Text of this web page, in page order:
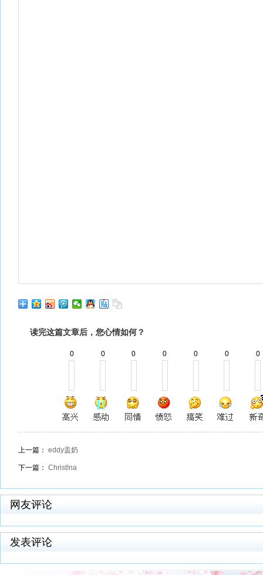
读完这篇文章后，您心情如何？
0 0 0 0 0 0 0
上一篇： eddy盖奶
下一篇： Christ!na
网友评论
发表评论